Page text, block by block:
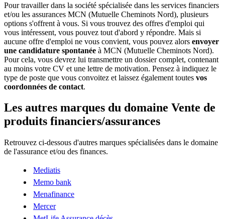
Pour travailler dans la société spécialisée dans les services financiers
et/ou les assurances MCN (Mutuelle Cheminots Nord), plusieurs
options s'offrent à vous. Si vous trouvez des offres d'emploi qui
vous intéressent, vous pouvez tout d'abord y répondre. Mais si
aucune offre d'emploi ne vous convient, vous pouvez alors envoyer
une candidature spontanée à MCN (Mutuelle Cheminots Nord).
Pour cela, vous devrez lui transmettre un dossier complet, contenant
au moins votre CV et une lettre de motivation. Pensez à indiquez le
type de poste que vous convoitez et laissez également toutes vos
coordonnées de contact.
Les autres marques du domaine Vente de
produits financiers/assurances
Retrouvez ci-dessous d'autres marques spécialisées dans le domaine
de l'assurance et/ou des finances.
Mediatis
Memo bank
Menafinance
Mercer